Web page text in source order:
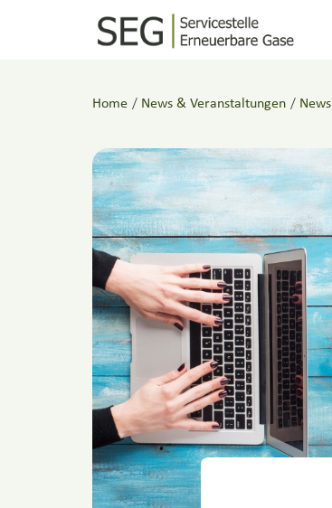
Home / News & Veranstaltungen / News